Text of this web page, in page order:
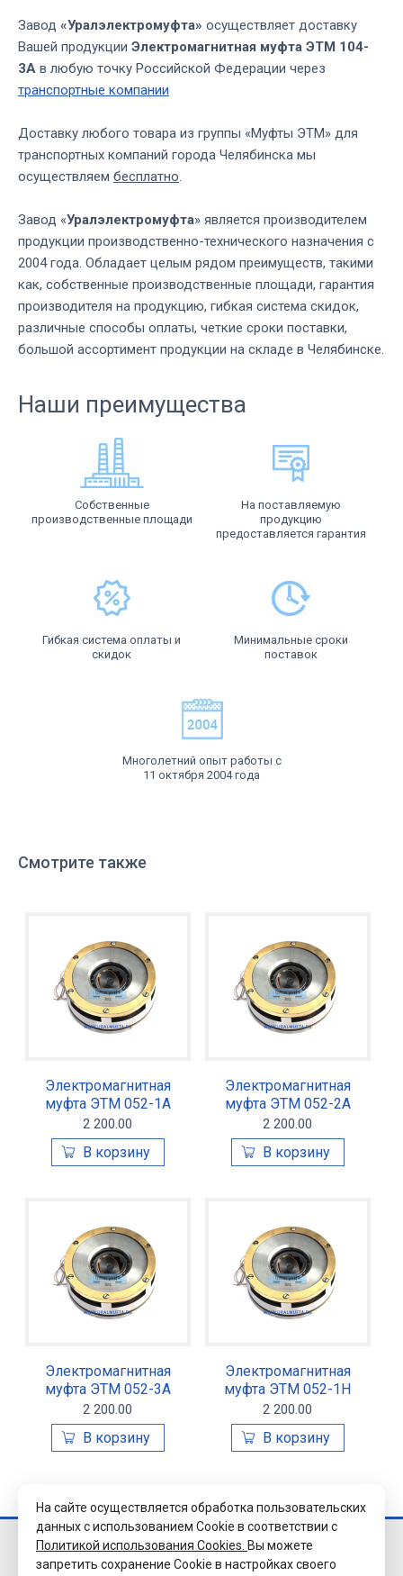
Завод «Уралэлектромуфта» осуществляет доставку
Вашей продукции Электромагнитная муфта ЭТМ 104-
3А в любую точку Российской Федерации через
транспортные компании
Доставку любого товара из группы «Муфты ЭТМ» для
транспортных компаний города Челябинска мы
осуществляем бесплатно.
Завод «Уралэлектромуфта» является производителем
продукции производственно-технического назначения с
2004 года. Обладает целым рядом преимуществ, такими
как, собственные производственные площади, гарантия
производителя на продукцию, гибкая система скидок,
различные способы оплаты, четкие сроки поставки,
большой ассортимент продукции на складе в Челябинске.
Наши преимущества
Собственные
производственные площади
На поставляемую
продукцию
предоставляется гарантия
Гибкая система оплаты и
скидок
Минимальные сроки
поставок
Многолетний опыт работы с
11 октября 2004 года
Смотрите также
Электромагнитная
муфта ЭТМ 052-1А
2 200.00
Электромагнитная
муфта ЭТМ 052-2А
2 200.00
Электромагнитная
муфта ЭТМ 052-3А
2 200.00
Электромагнитная
муфта ЭТМ 052-1Н
2 200.00
© 2026 Завод
«Уралэлектромуфта»
На сайте осуществляется обработка пользовательских
данных с использованием Cookie в соответствии с
Политикой использования Cookies. Вы можете
запретить сохранение Cookie в настройках своего